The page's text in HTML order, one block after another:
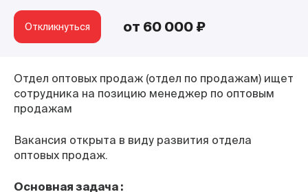
Контакты
Откликнуться от 60 000 ₽
Отдел оптовых продаж (отдел по продажам) ищет
сотрудника на позицию менеджер по оптовым
продажам
Вакансия открыта в виду развития отдела
оптовых продаж.
Основная задача :